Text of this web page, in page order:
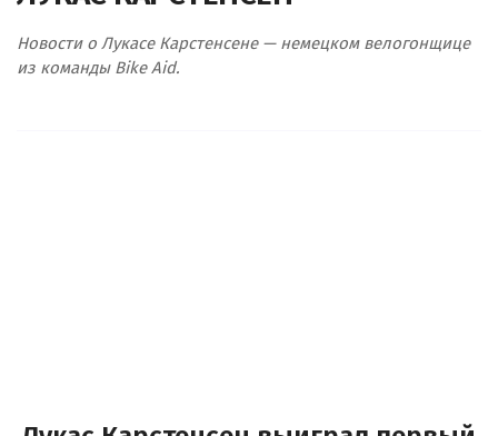
Новости о Лукасе Карстенсене — немецком велогонщице
из команды Bike Aid.